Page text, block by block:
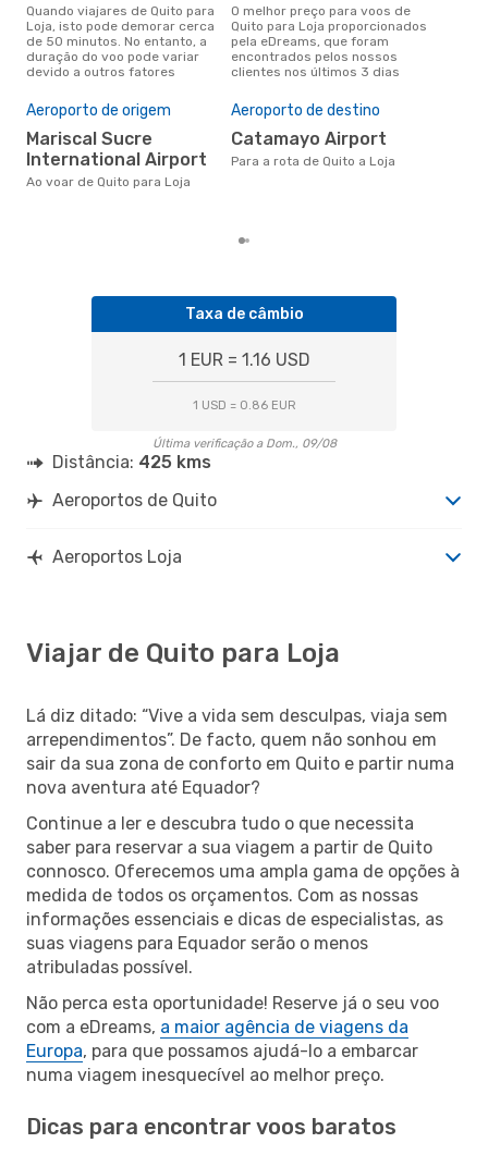
Quando viajares de Quito para
Loja, isto pode demorar cerca
de 50 minutos. No entanto, a
duração do voo pode variar
devido a outros fatores
O melhor preço para voos de
Quito para Loja proporcionados
pela eDreams, que foram
encontrados pelos nossos
clientes nos últimos 3 dias
Aeroporto de origem
Mariscal Sucre
International Airport
Ao voar de Quito para Loja
Aeroporto de destino
Catamayo Airport
Para a rota de Quito a Loja
Taxa de câmbio
1 EUR = 1.16 USD
1 USD = 0.86 EUR
Última verificação a Dom., 09/08
Distância: 425 kms
Aeroportos de Quito
Aeroportos Loja
Viajar de Quito para Loja
Lá diz ditado: “Vive a vida sem desculpas, viaja sem
arrependimentos”. De facto, quem não sonhou em
sair da sua zona de conforto em Quito e partir numa
nova aventura até Equador?
Continue a ler e descubra tudo o que necessita
saber para reservar a sua viagem a partir de Quito
connosco. Oferecemos uma ampla gama de opções à
medida de todos os orçamentos. Com as nossas
informações essenciais e dicas de especialistas, as
suas viagens para Equador serão o menos
atribuladas possível.
Não perca esta oportunidade! Reserve já o seu voo
com a eDreams, a maior agência de viagens da
Europa, para que possamos ajudá-lo a embarcar
numa viagem inesquecível ao melhor preço.
Dicas para encontrar voos baratos